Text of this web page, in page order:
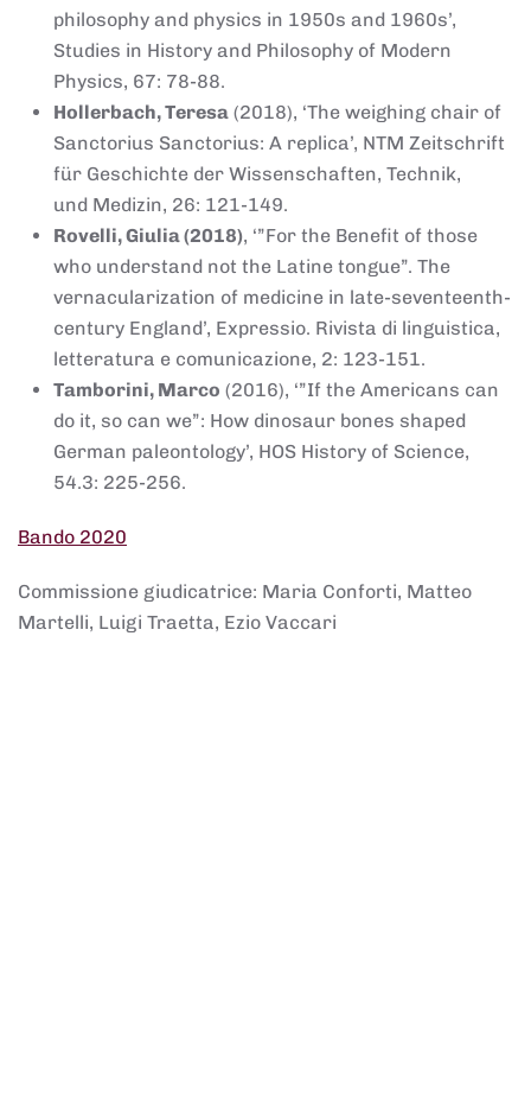
philosophy and physics in 1950s and 1960s’,
Studies in History and Philosophy of Modern
Physics, 67: 78-88.
Hollerbach, Teresa (2018), ‘The weighing chair of
Sanctorius Sanctorius: A replica’, NTM Zeitschrift
für Geschichte der Wissenschaften, Technik,
und Medizin, 26: 121-149.
Rovelli, Giulia (2018), ‘”For the Benefit of those
who understand not the Latine tongue”. The
vernacularization of medicine in late-seventeenth-
century England’, Expressio. Rivista di linguistica,
letteratura e comunicazione, 2: 123-151.
Tamborini, Marco (2016), ‘”If the Americans can
do it, so can we”: How dinosaur bones shaped
German paleontology’, HOS History of Science,
54.3: 225-256.
Bando 2020
Commissione giudicatrice: Maria Conforti, Matteo
Martelli, Luigi Traetta, Ezio Vaccari